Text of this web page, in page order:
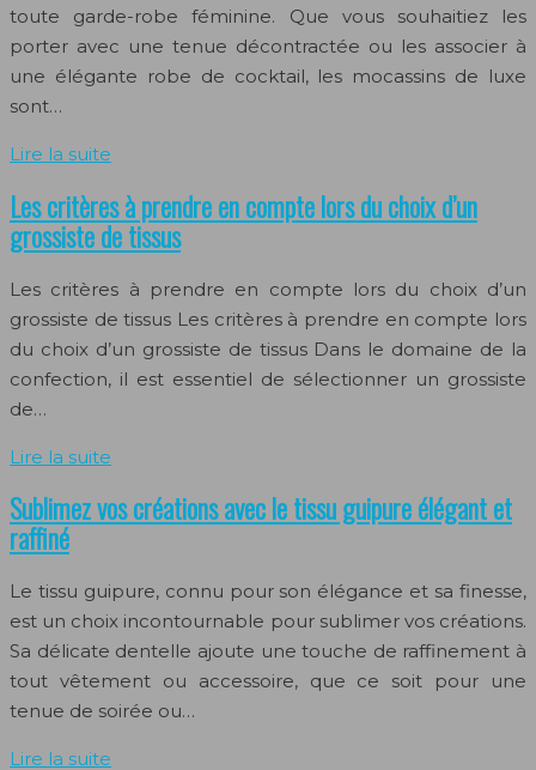
toute garde-robe féminine. Que vous souhaitiez les
porter avec une tenue décontractée ou les associer à
une élégante robe de cocktail, les mocassins de luxe
sont…
Lire la suite
Les critères à prendre en compte lors du choix d’un
grossiste de tissus
Les critères à prendre en compte lors du choix d’un
grossiste de tissus Les critères à prendre en compte lors
du choix d’un grossiste de tissus Dans le domaine de la
confection, il est essentiel de sélectionner un grossiste
de…
Lire la suite
Sublimez vos créations avec le tissu guipure élégant et
raffiné
Le tissu guipure, connu pour son élégance et sa finesse,
est un choix incontournable pour sublimer vos créations.
Sa délicate dentelle ajoute une touche de raffinement à
tout vêtement ou accessoire, que ce soit pour une
tenue de soirée ou…
Lire la suite